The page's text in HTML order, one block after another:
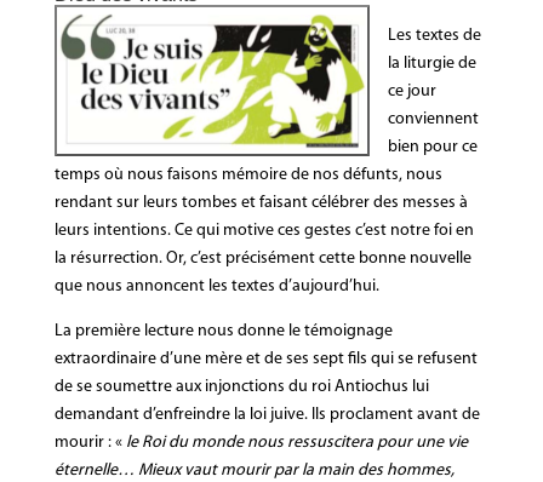
Les textes de
la liturgie de
ce jour
conviennent
bien pour ce
temps où nous faisons mémoire de nos défunts, nous
rendant sur leurs tombes et faisant célébrer des messes à
leurs intentions. Ce qui motive ces gestes c’est notre foi en
la résurrection. Or, c’est précisément cette bonne nouvelle
que nous annoncent les textes d’aujourd’hui.
La première lecture nous donne le témoignage
extraordinaire d’une mère et de ses sept fils qui se refusent
de se soumettre aux injonctions du roi Antiochus lui
demandant d’enfreindre la loi juive. Ils proclament avant de
mourir : « le Roi du monde nous ressuscitera pour une vie
éternelle… Mieux vaut mourir par la main des hommes,